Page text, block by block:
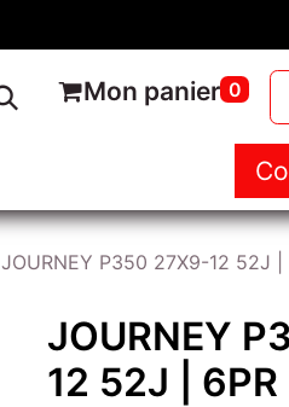
Mon panier 0
NOS PRODUITS
JOURNEY P350 27X9-12 52J |
JOURNEY
12 52J | 6PR